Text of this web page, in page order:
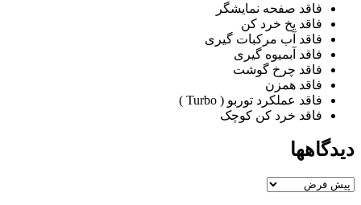
فاقد صفحه نمایشگر
فاقد یخ خرد کن
فاقد آب مرکبات گیری
فاقد آبمیوه گیری
فاقد چرخ گوشت
فاقد همزن
فاقد عملکرد توربو ( Turbo )
فاقد خرد کن کوچک
دیدگاهها